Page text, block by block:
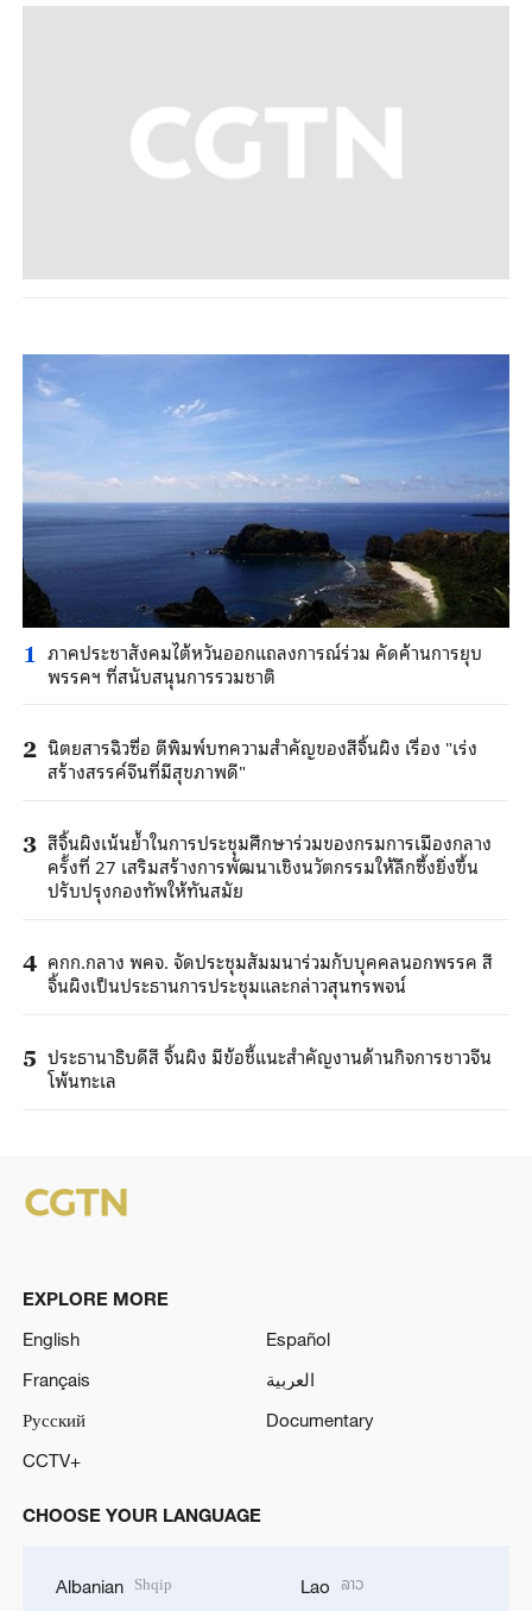
1 ภาคประชาสังคมไต้หวันออกแถลงการณ์ร่วม คัดค้านการยุบ
พรรคฯ ที่สนับสนุนการรวมชาติ
2 นิตยสารฉิวซื่อ ตีพิมพ์บทความสำคัญของสีจิ้นผิง เรื่อง "เร่ง
สร้างสรรค์จีนที่มีสุขภาพดี"
3 สีจิ้นผิงเน้นย้ำในการประชุมศึกษาร่วมของกรมการเมืองกลาง
ครั้งที่ 27 เสริมสร้างการพัฒนาเชิงนวัตกรรมให้ลึกซึ้งยิ่งขึ้น
ปรับปรุงกองทัพให้ทันสมัย
4 คกก.กลาง พคจ. จัดประชุมสัมมนาร่วมกับบุคคลนอกพรรค สี
จิ้นผิงเป็นประธานการประชุมและกล่าวสุนทรพจน์
5 ประธานาธิบดีสี จิ้นผิง มีข้อชี้แนะสำคัญงานด้านกิจการชาวจีน
โพ้นทะเล
EXPLORE MORE
English
Español
Français
العربية
Русский
Documentary
CCTV+
CHOOSE YOUR LANGUAGE
Albanian Shqip Lao ລາວ